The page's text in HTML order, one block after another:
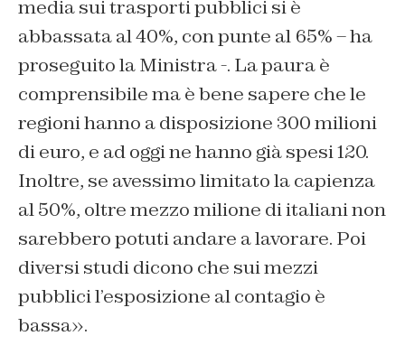
media sui trasporti pubblici si è
abbassata al 40%, con punte al 65% – ha
proseguito la Ministra -. La paura è
comprensibile ma è bene sapere che le
regioni hanno a disposizione 300 milioni
di euro, e ad oggi ne hanno già spesi 120.
Inoltre, se avessimo limitato la capienza
al 50%, oltre mezzo milione di italiani non
sarebbero potuti andare a lavorare. Poi
diversi studi dicono che sui mezzi
pubblici l’esposizione al contagio è
bassa».